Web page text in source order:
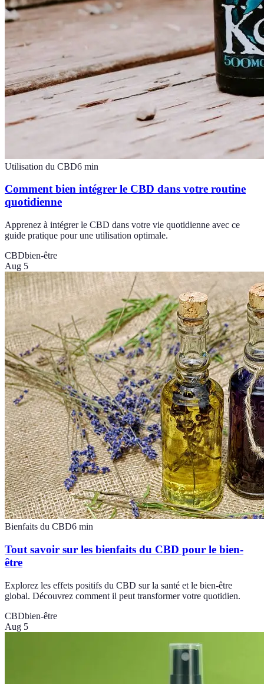
Utilisation du CBD6 min
Comment bien intégrer le CBD dans votre routine
quotidienne
Apprenez à intégrer le CBD dans votre vie quotidienne avec ce
guide pratique pour une utilisation optimale.
CBDbien-être
Aug 5
Bienfaits du CBD6 min
Tout savoir sur les bienfaits du CBD pour le bien-
être
Explorez les effets positifs du CBD sur la santé et le bien-être
global. Découvrez comment il peut transformer votre quotidien.
CBDbien-être
Aug 5